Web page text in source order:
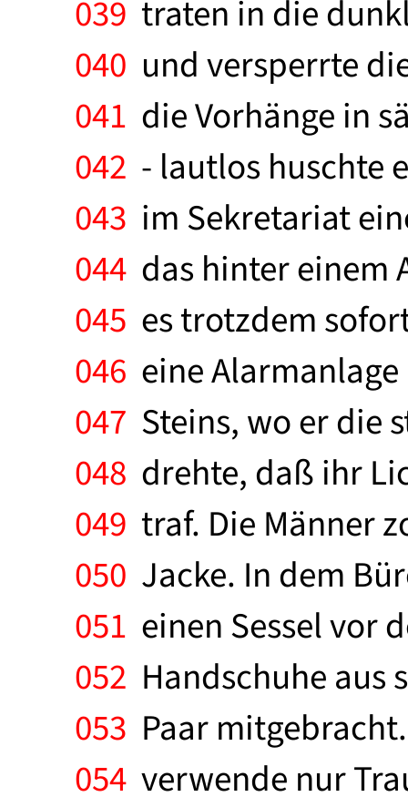
039 traten in die
040 und versperrte
041 die Vorhänge in
042 - lautlos huschte
043 im Sekretariat
044 das hinter einem
045 es trotzdem
046 eine
047 Steins, wo er die
048 drehte, daß ihr
049 traf. Die Männer
050 Jacke. In dem
051 einen Sessel vor
052 Handschuhe aus
053 Paar
054 verwende nur